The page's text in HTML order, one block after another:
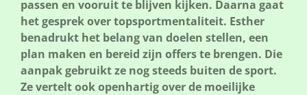
passen en vooruit te blijven kijken. Daarna gaat
het gesprek over topsportmentaliteit. Esther
benadrukt het belang van doelen stellen, een
plan maken en bereid zijn offers te brengen. Die
aanpak gebruikt ze nog steeds buiten de sport.
Ze vertelt ook openhartig over de moeilijke